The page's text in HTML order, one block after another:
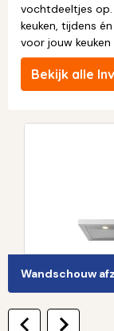
vochtdeeltjes op.
keuken, tijdens
voor jouw
Bekijk alle
Wandschouw